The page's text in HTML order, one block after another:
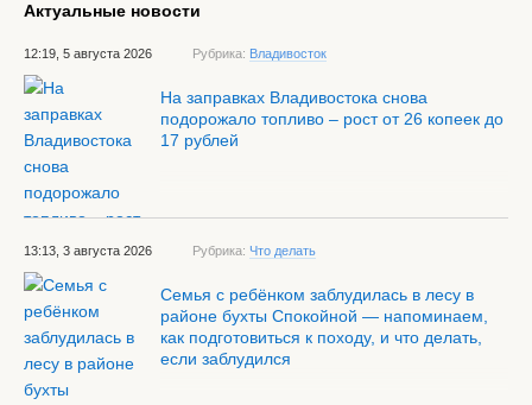
Актуальные новости
12:19, 5 августа 2026 Рубрика: Владивосток
На заправках Владивостока снова
подорожало топливо – рост от 26 копеек до
17 рублей
13:13, 3 августа 2026 Рубрика: Что делать
Семья с ребёнком заблудилась в лесу в
районе бухты Спокойной — напоминаем,
как подготовиться к походу, и что делать,
если заблудился